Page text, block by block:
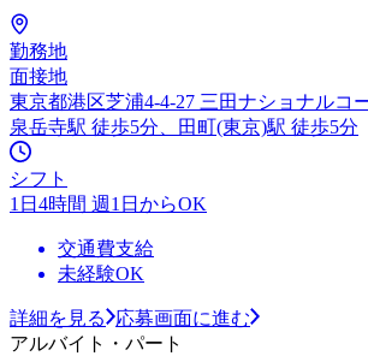
勤務地
面接地
東京都港区芝浦4-4-27 三田ナショナルコ
泉岳寺駅 徒歩5分、田町(東京)駅 徒歩5分
シフト
1日4時間 週1日からOK
交通費支給
未経験OK
詳細を見る
応募画面に進む
アルバイト・パート